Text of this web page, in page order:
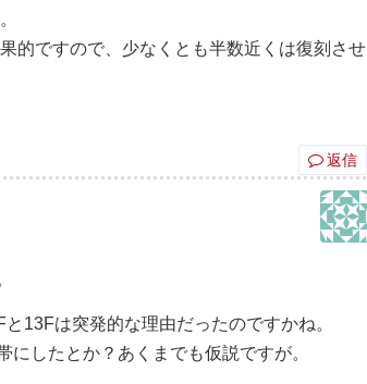
的ですので、少なくとも半数近くは復刻させ
返信
13Fは突発的な理由だったのですかね。
したとか？あくまでも仮説ですが。